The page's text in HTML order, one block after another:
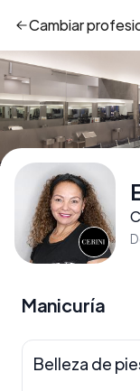
Cambiar
Manicuría
Belleza de